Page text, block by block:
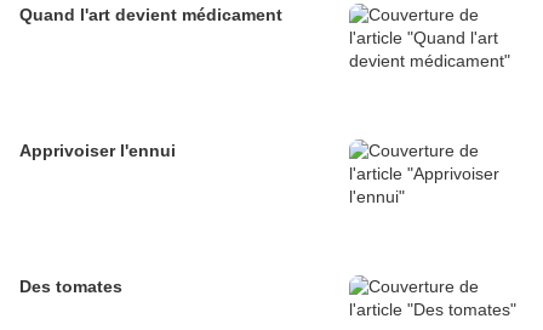
Quand l'art devient médicament
Apprivoiser l'ennui
Des tomates